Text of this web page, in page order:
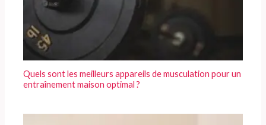
Quels sont les meilleurs appareils de musculation pour un
entraînement maison optimal ?